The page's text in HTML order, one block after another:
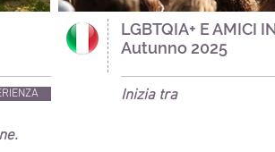
LGBTQIA+ E AMICI
Autunno 2025
Inizia tra